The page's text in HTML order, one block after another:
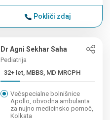
Pokliči zdaj
Dr Agni Sekhar Saha
Pediatrija
32+ let, MBBS, MD MRCPH
Večspecialne bolnišnice
Apollo, obvodna ambulanta
za nujno medicinsko pomoč,
Kolkata